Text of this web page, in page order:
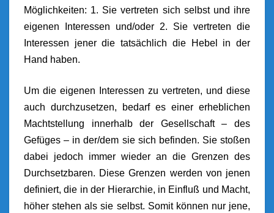
Möglichkeiten: 1. Sie vertreten sich selbst und ihre
eigenen Interessen und/oder 2. Sie vertreten die
Interessen jener die tatsächlich die Hebel in der
Hand haben.
Um die eigenen Interessen zu vertreten, und diese
auch durchzusetzen, bedarf es einer erheblichen
Machtstellung innerhalb der Gesellschaft – des
Gefüges – in der/dem sie sich befinden. Sie stoßen
dabei jedoch immer wieder an die Grenzen des
Durchsetzbaren. Diese Grenzen werden von jenen
definiert, die in der Hierarchie, in Einfluß und Macht,
höher stehen als sie selbst. Somit können nur jene,